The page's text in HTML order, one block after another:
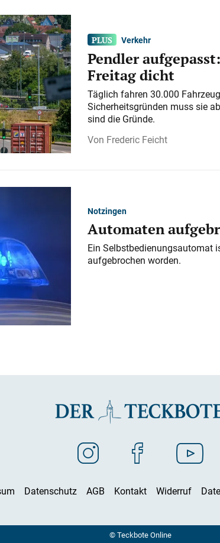
Verkehr
Pendler
Freitag dicht
Täglich fahren 30.000
Sicherheitsgründen muss sie
sind die Gründe.
Frederic Feicht
Notzingen
Automaten
Ein Selbstbedienungsautomat
aufgebrochen worden.
Datenschutz AGB Kontakt Widerruf
© Teckbote Online